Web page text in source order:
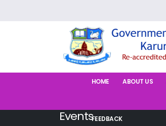
HOME ABOUT US
FEEDBACK
Events